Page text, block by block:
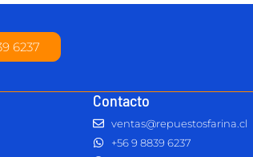
6237
Contacto
ventas@repuestosfarina.cl
+56 9 8839 6237